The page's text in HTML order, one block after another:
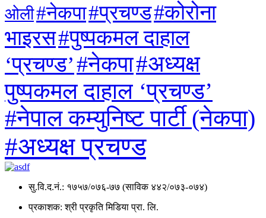
ओली#नेकपा#प्रचण्ड#कोरोना
भाइरस#पुष्पकमल दाहाल
‘प्रचण्ड’#नेकपा#अध्यक्ष
पुष्पकमल दाहाल ‘प्रचण्ड’
#नेपाल कम्युनिष्ट पार्टी (नेकपा)
#अध्यक्ष प्रचण्ड
सु.वि.द.नं.: १७५७/०७६-७७ (साविक ४४२/०७३-०७४)
प्रकाशक: श्री प्रकृति मिडिया प्रा. लि.